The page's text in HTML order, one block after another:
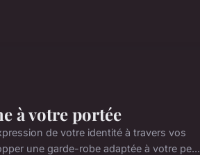
à votre portée
de votre identité à travers vos
une garde-robe adaptée à votre pe...